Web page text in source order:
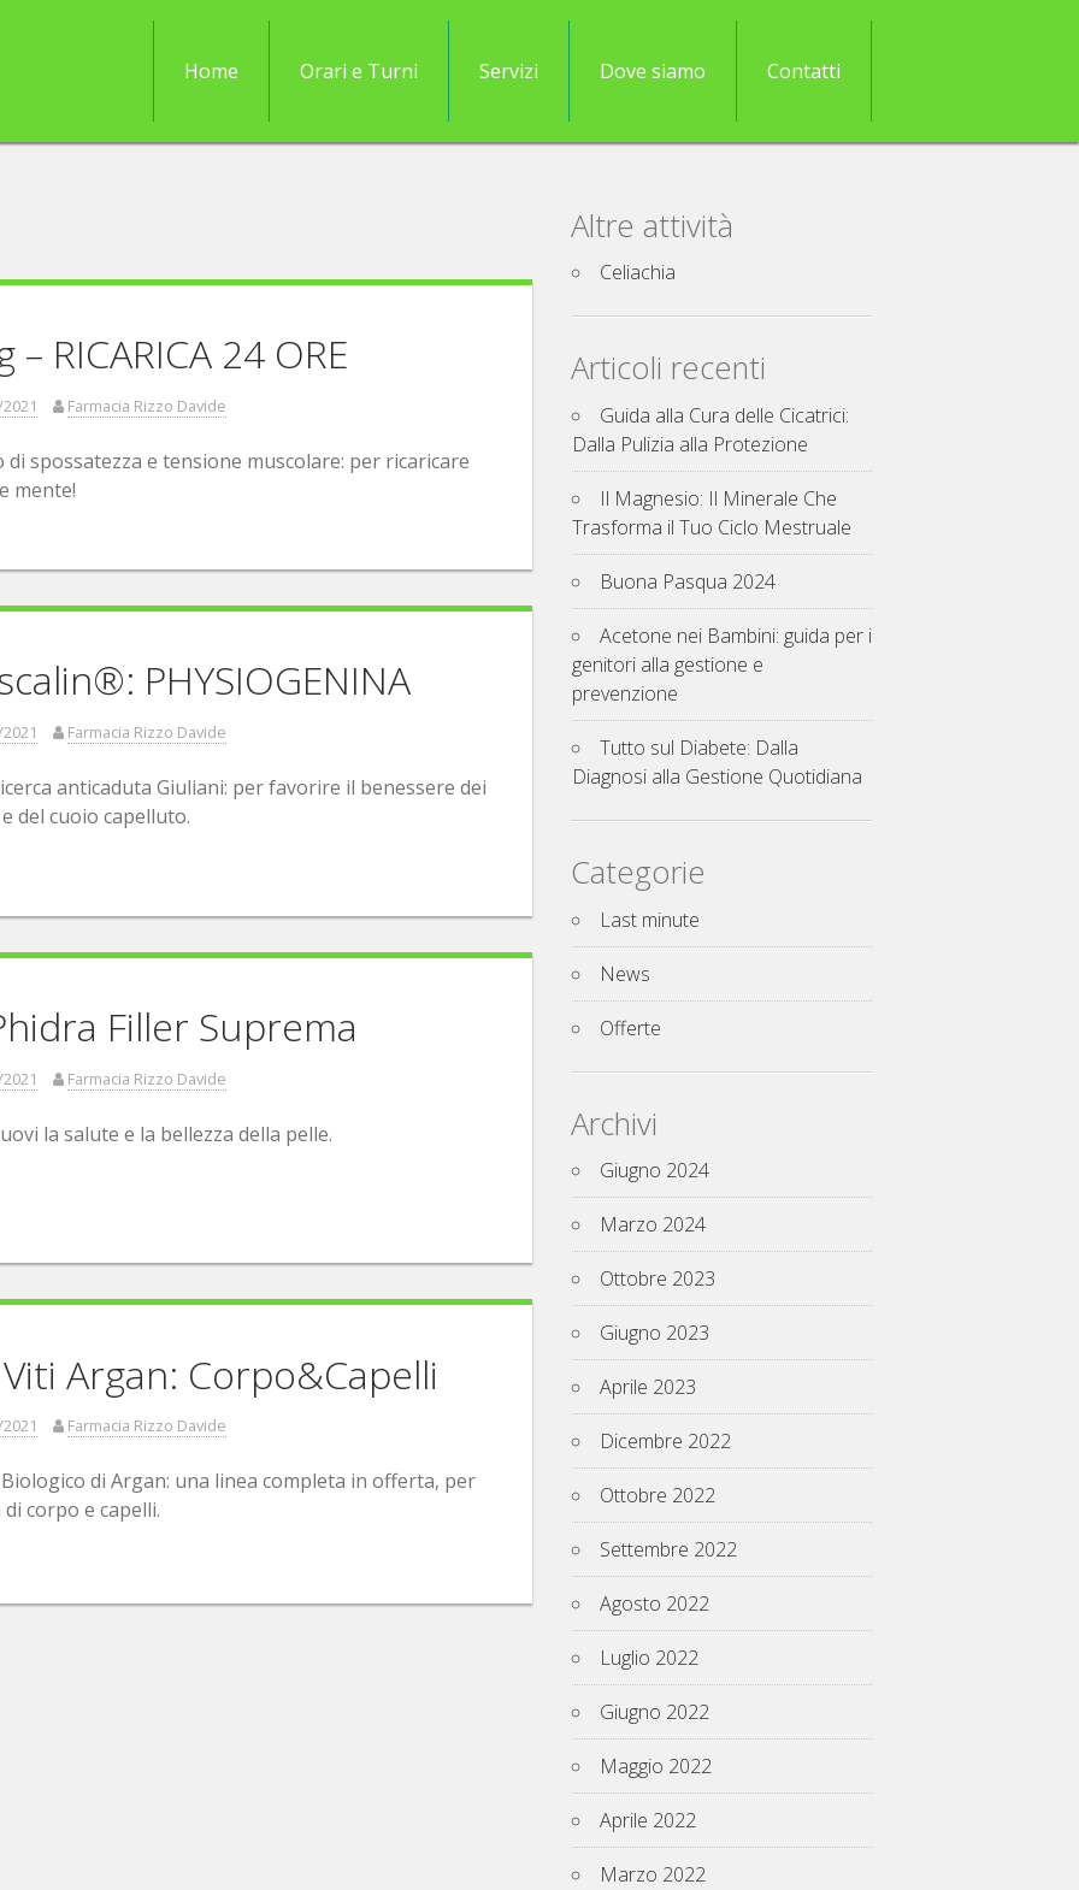
Home Orari e Turni Servizi Dove siamo Contatti
– RICARICA 24 ORE
Farmacia Rizzo Davide
di spossatezza e tensione muscolare: per ricaricare
mente!
PHYSIOGENINA
Farmacia Rizzo Davide
anticaduta Giuliani: per favorire il benessere dei
del cuoio capelluto.
Filler Suprema
Farmacia Rizzo Davide
la salute e la bellezza della pelle.
Argan: Corpo&Capelli
Farmacia Rizzo Davide
di Argan: una linea completa in offerta, per
di corpo e capelli.
Altre attività
Celiachia
Articoli recenti
Guida alla Cura delle Cicatrici:
Dalla Pulizia alla Protezione
Il Magnesio: Il Minerale Che
Trasforma il Tuo Ciclo Mestruale
Buona Pasqua 2024
Acetone nei Bambini: guida per i
genitori alla gestione e
prevenzione
Tutto sul Diabete: Dalla
Diagnosi alla Gestione Quotidiana
Categorie
Last minute
News
Offerte
Archivi
Giugno 2024
Marzo 2024
Ottobre 2023
Giugno 2023
Aprile 2023
Dicembre 2022
Ottobre 2022
Settembre 2022
Agosto 2022
Luglio 2022
Giugno 2022
Maggio 2022
Aprile 2022
Marzo 2022